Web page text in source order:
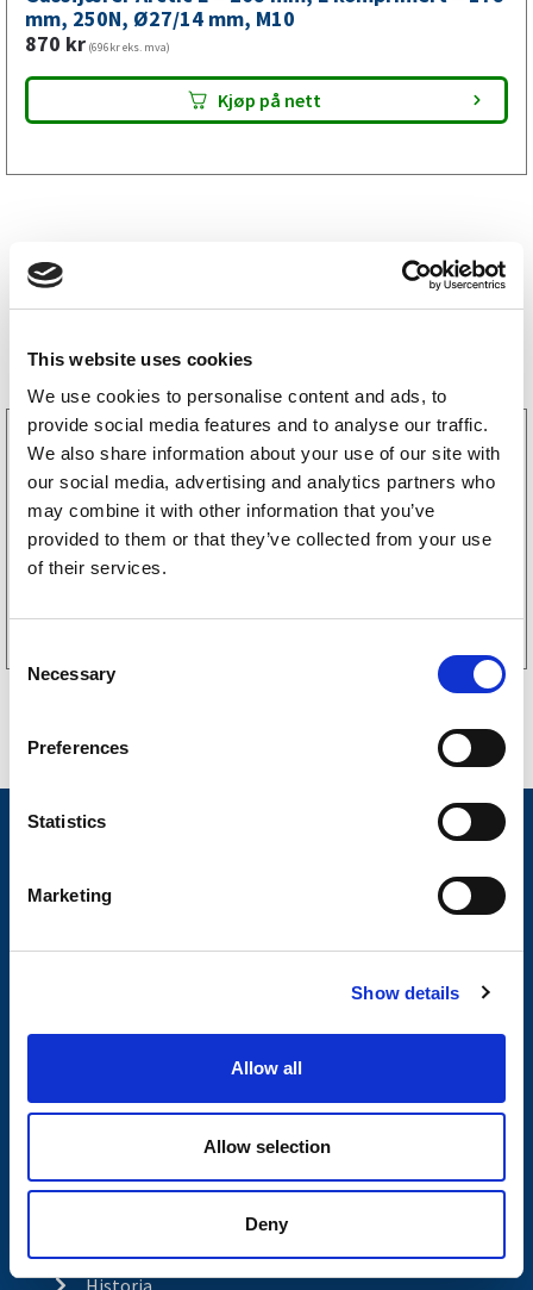
This website uses cookies
We use cookies to personalise content and ads, to
provide social media features and to analyse our traffic.
We also share information about your use of our site with
our social media, advertising and analytics partners who
may combine it with other information that you’ve
provided to them or that they’ve collected from your use
of their services.
n
Necessary
Preferences
Statistics
Marketing
Show details
Allow all
Allow selection
Deny
mm,
M10
antall
mm, 250N, Ø27/14 mm, M10
870 kr (696kr eks. mva)
Kjøp på nett
Bestselgere
3160052
LGF skilt Selvklebende
256kr (205kr eks. mva)
Nyheter
Kontakt
Om Valeryd